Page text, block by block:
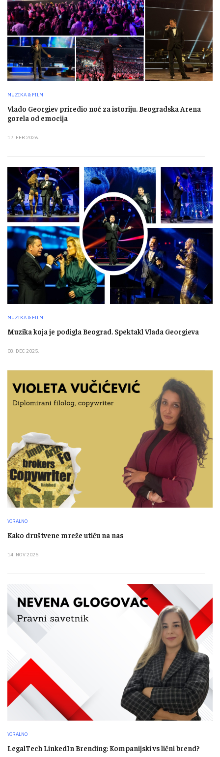
MUZIKA & FILM
Vlado Georgiev priredio noć za istoriju. Beogradska Arena
gorela od emocija
17. FEB 2026.
MUZIKA & FILM
Muzika koja je podigla Beograd. Spektakl Vlada Georgieva
08. DEC 2025.
VIRALNO
Kako društvene mreže utiču na nas
14. NOV 2025.
VIRALNO
LegalTech LinkedIn Brending: Kompanijski vs lični brend?